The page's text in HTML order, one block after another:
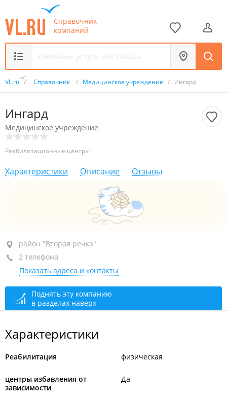
Справочник
компаний
VL.ru / Справочник / Медицинское учреждение / Ингард
Ингард
Медицинское учреждение
Реабилитационные центры
Характеристики Описание Отзывы
район "Вторая речка", ул. Русская, 17/1
цокольный этаж
+7 953 228-57-04
+7 902 506-21-84
закрыто, откроется в 08:00
район "Вторая речка"
2 телефона
Показать адреса и контакты
Поднять эту компанию
в разделах наверх
Характеристики
Реабилитация физическая
центры избавления от
зависимости
Да